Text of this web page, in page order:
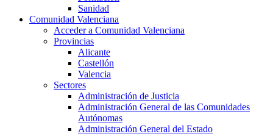
Sanidad
Comunidad Valenciana
Acceder a Comunidad Valenciana
Provincias
Alicante
Castellón
Valencia
Sectores
Administración de Justicia
Administración General de las Comunidades
Autónomas
Administración General del Estado